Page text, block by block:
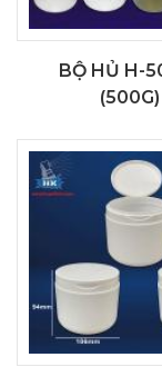
BỘ HỦ H-
(500G)